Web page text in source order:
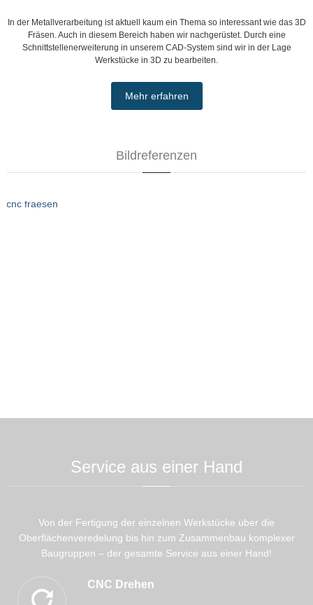
In der Metallverarbeitung ist aktuell kaum ein Thema so interessant wie das 3D
Fräsen. Auch in diesem Bereich haben wir nachgerüstet. Durch eine
Schnittstellenerweiterung in unserem CAD-System sind wir in der Lage
Werkstücke in 3D zu bearbeiten.
Mehr erfahren
Bildreferenzen
Service aus einer Hand
Von der Fertigung der einzelnen Werkstücke über die
Oberflächenveredelung bis hin zum Zusammenbau komplexer
Baugruppen – der gesamte Service aus einer Hand!
CNC Drehen